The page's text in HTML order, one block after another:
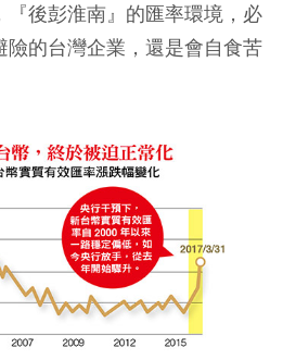
後彭淮南』的匯率環境，必
的台灣企業，還是會自食苦